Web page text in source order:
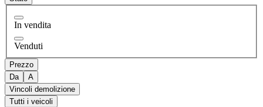
In vendita
Venduti
Prezzo
Da
A
Vincoli demolizione
Tutti i veicoli